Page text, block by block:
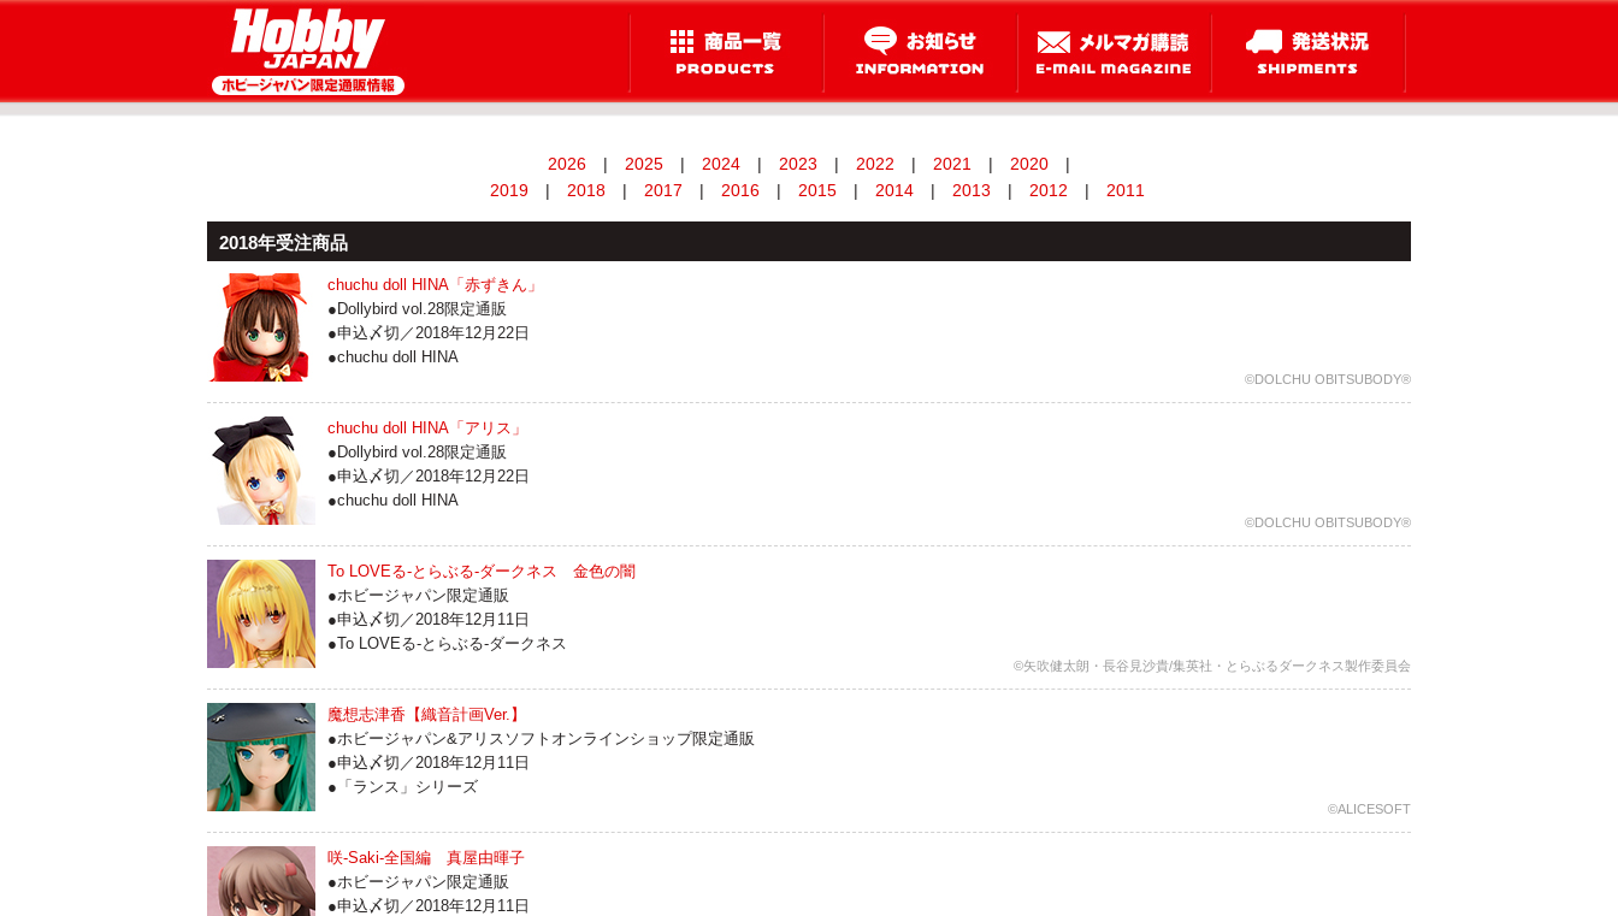
2026 | 2025 | 2024 | 2023 | 2022 | 2021 | 2020 |
2019 | 2018 | 2017 | 2016 | 2015 | 2014 | 2013 | 2012 | 2011
2018年受注商品
chuchu doll HINA「赤ずきん」
●Dollybird vol.28限定通販
●申込〆切／2018年12月22日
●chuchu doll HINA
©DOLCHU OBITSUBODY®
chuchu doll HINA「アリス」
●Dollybird vol.28限定通販
●申込〆切／2018年12月22日
●chuchu doll HINA
©DOLCHU OBITSUBODY®
To LOVEる-とらぶる-ダークネス 金色の闇
●ホビージャパン限定通販
●申込〆切／2018年12月11日
●To LOVEる-とらぶる-ダークネス
©矢吹健太朗・長谷見沙貴/集英社・とらぶるダークネス製作委員会
魔想志津香【織音計画Ver.】
●ホビージャパン&アリスソフトオンラインショップ限定通販
●申込〆切／2018年12月11日
●「ランス」シリーズ
©ALICESOFT
咲-Saki-全国編 真屋由暉子
●ホビージャパン限定通販
●申込〆切／2018年12月11日